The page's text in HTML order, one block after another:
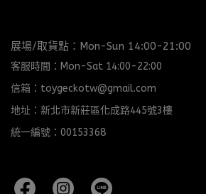
展場/取貨點：Mon-Sun 14:00-21:00
客服時間：Mon-Sat 14:00-22:00
信箱：toygeckotw@gmail.com
地址：新北市新莊區化成路445號3樓
統一編號：00153368